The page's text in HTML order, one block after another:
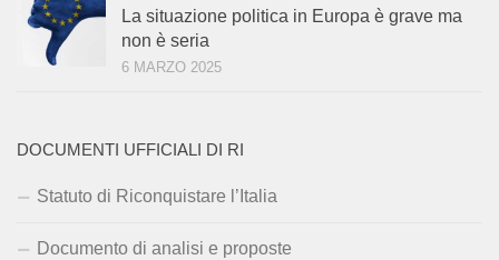
La situazione politica in Europa è grave ma
non è seria
6 MARZO 2025
DOCUMENTI UFFICIALI DI RI
Statuto di Riconquistare l’Italia
Documento di analisi e proposte